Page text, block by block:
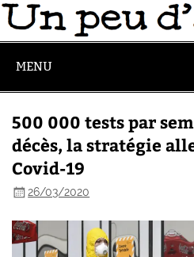
MENU
500 000 tests par
décès, la stratégie
Covid-19
26/03/2020